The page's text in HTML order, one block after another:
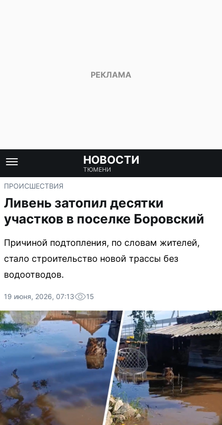
НОВОСТИ
ТЮМЕНИ
ПРОИСШЕСТВИЯ
Ливень затопил десятки
участков в поселке Боровский
Причиной подтопления, по словам жителей,
стало строительство новой трассы без
водоотводов.
19 июня, 2026, 07:13 15